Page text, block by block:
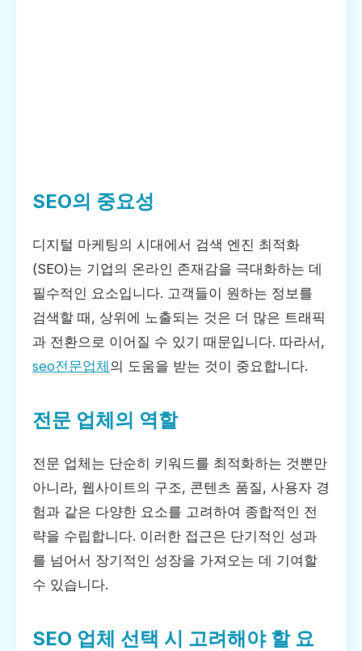
SEO의 중요성
디지털 마케팅의 시대에서 검색 엔진 최적화
(SEO)는 기업의 온라인 존재감을 극대화하는 데
필수적인 요소입니다. 고객들이 원하는 정보를
검색할 때, 상위에 노출되는 것은 더 많은 트래픽
과 전환으로 이어질 수 있기 때문입니다. 따라서,
seo전문업체의 도움을 받는 것이 중요합니다.
전문 업체의 역할
전문 업체는 단순히 키워드를 최적화하는 것뿐만
아니라, 웹사이트의 구조, 콘텐츠 품질, 사용자 경
험과 같은 다양한 요소를 고려하여 종합적인 전
략을 수립합니다. 이러한 접근은 단기적인 성과
를 넘어서 장기적인 성장을 가져오는 데 기여할
수 있습니다.
SEO 업체 선택 시 고려해야 할 요